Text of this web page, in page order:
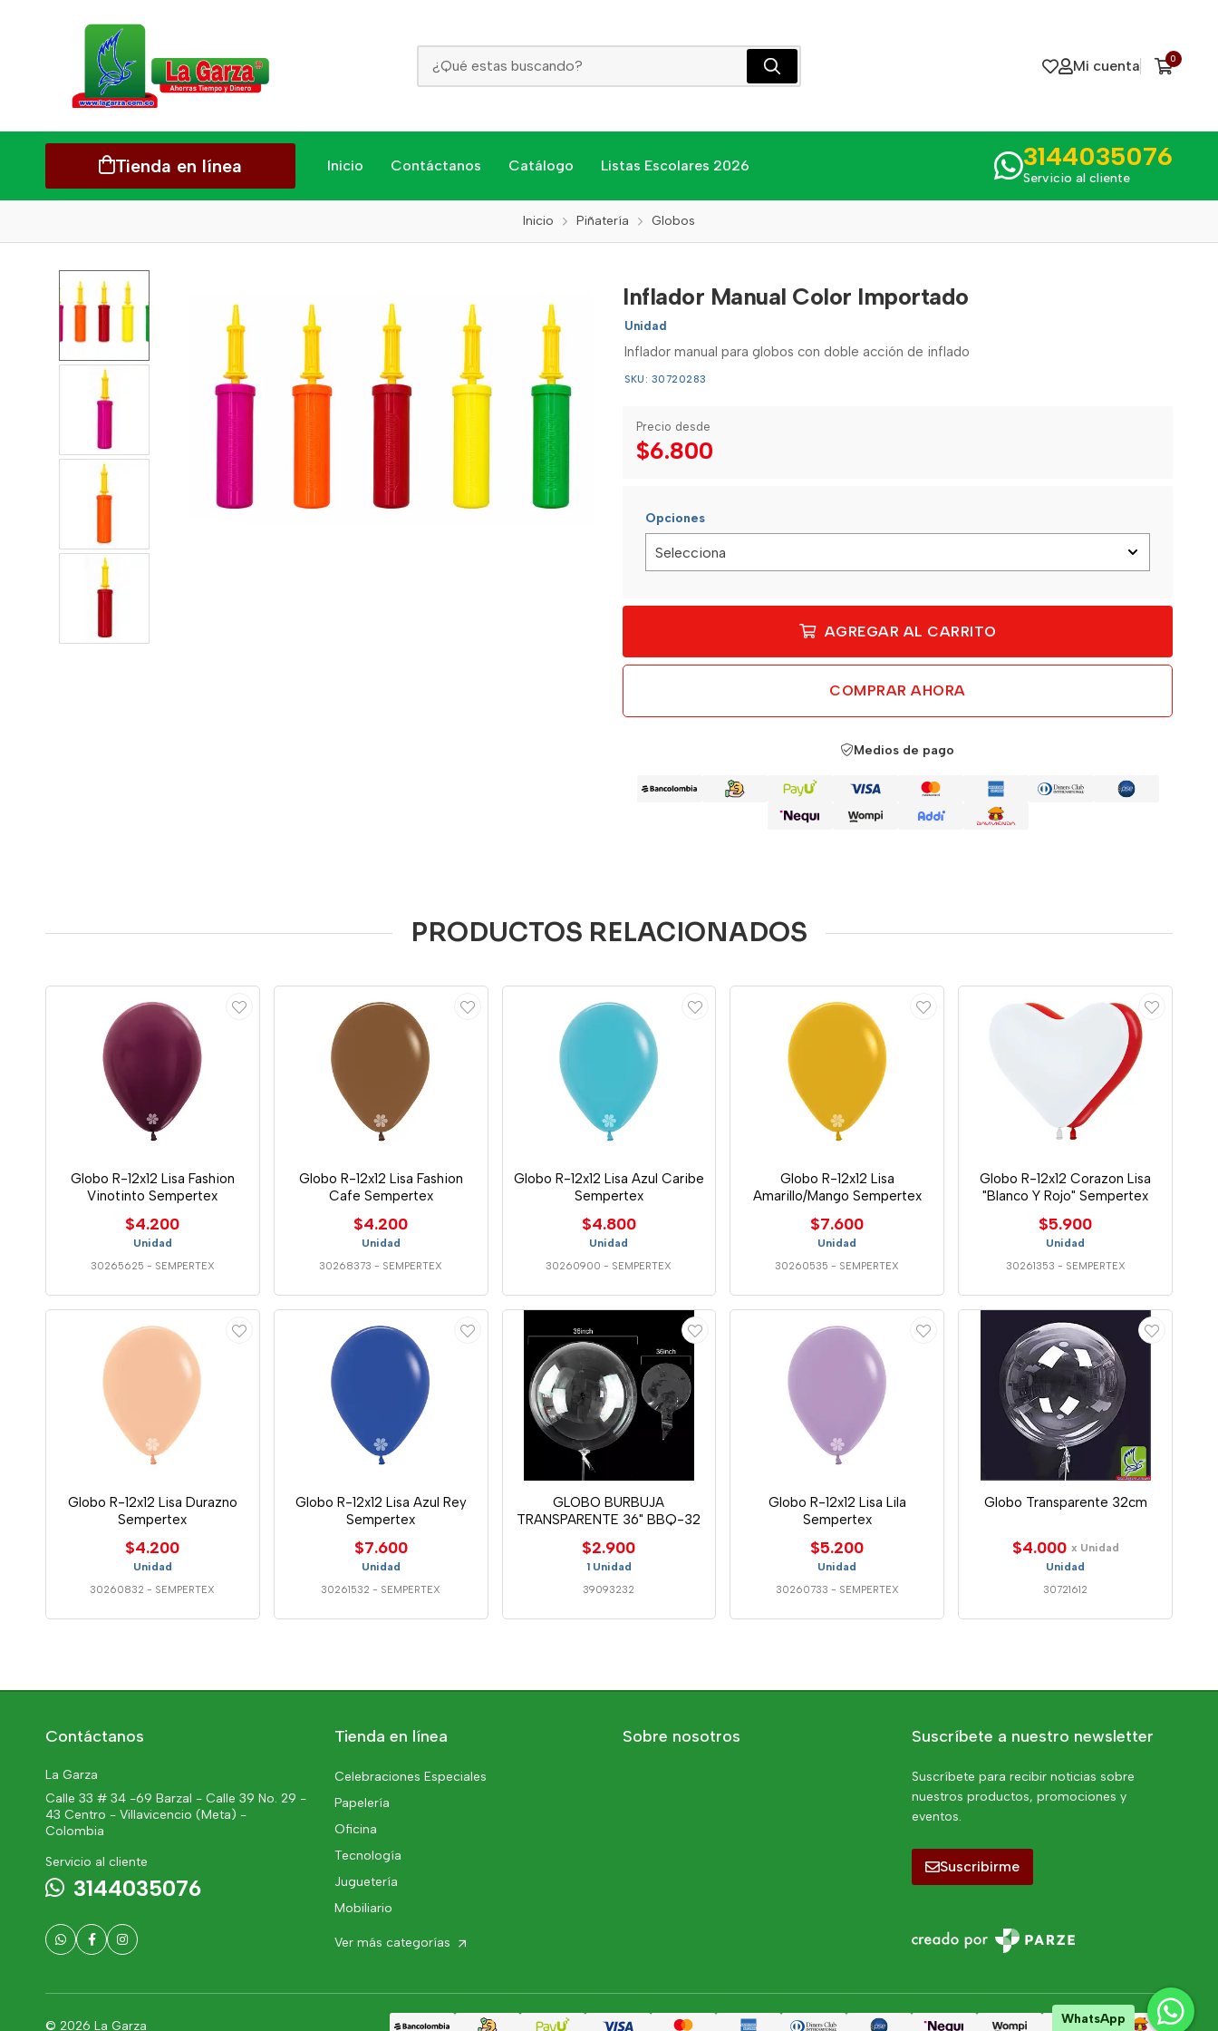
Mi cuenta 0
Tienda en línea Inicio Contáctanos Catálogo Listas Escolares 2026 3144035076
Servicio al cliente
Inicio Piñatería Globos
Inflador Manual Color Importado
Unidad
Inflador manual para globos con doble acción de inflado
SKU: 30720283
Precio desde
$6.800
Opciones
AGREGAR AL CARRITO
COMPRAR AHORA
Medios de pago
PRODUCTOS RELACIONADOS
Globo R-12x12 Lisa Fashion
Vinotinto Sempertex
$4.200
Unidad
30265625 - SEMPERTEX
Globo R-12x12 Lisa Fashion
Cafe Sempertex
$4.200
Unidad
30268373 - SEMPERTEX
Globo R-12x12 Lisa Azul Caribe
Sempertex
$4.800
Unidad
30260900 - SEMPERTEX
Globo R-12x12 Lisa
Amarillo/Mango Sempertex
$7.600
Unidad
30260535 - SEMPERTEX
Globo R-12x12 Corazon Lisa
"Blanco Y Rojo" Sempertex
$5.900
Unidad
30261353 - SEMPERTEX
Globo R-12x12 Lisa Durazno
Sempertex
$4.200
Unidad
30260832 - SEMPERTEX
Globo R-12x12 Lisa Azul Rey
Sempertex
$7.600
Unidad
30261532 - SEMPERTEX
GLOBO BURBUJA
TRANSPARENTE 36" BBQ-32
$2.900
1 Unidad
39093232
Globo R-12x12 Lisa Lila
Sempertex
$5.200
Unidad
30260733 - SEMPERTEX
Globo Transparente 32cm
$4.000 x Unidad
Unidad
30721612
Contáctanos
La Garza
Calle 33 # 34 -69 Barzal - Calle 39 No. 29 -
43 Centro - Villavicencio (Meta) -
Colombia
Servicio al cliente
3144035076
Tienda en línea
Celebraciones Especiales
Papelería
Oficina
Tecnología
Juguetería
Mobiliario
Ver más categorías
Sobre nosotros Suscríbete a nuestro newsletter
Suscríbete para recibir noticias sobre
nuestros productos, promociones y
eventos.
Suscribirme
© 2026 La Garza WhatsApp